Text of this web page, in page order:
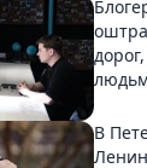
В